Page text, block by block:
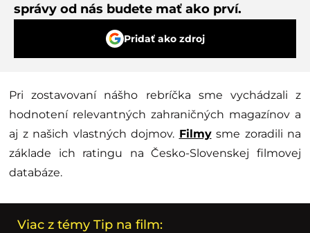
správy od nás budete mať ako prví.
Pridať ako zdroj
Pri zostavovaní nášho rebríčka sme vychádzali z
hodnotení relevantných zahraničných magazínov a
aj z našich vlastných dojmov. Filmysme zoradili na
základe ich ratingu na Česko-Slovenskej filmovej
databáze.
Viac z témy Tip na film: